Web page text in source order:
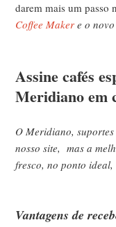
darem mais um passo
Coffee Maker e o
Assine cafés
Meridiano em
O Meridiano,
nosso site, mas a
fresco, no ponto
Vantagens de